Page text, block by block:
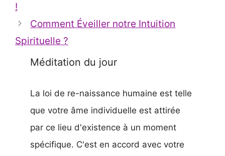
!
Comment Éveiller notre Intuition
Spirituelle ?
Méditation du jour
La loi de re-naissance humaine est telle
que votre âme individuelle est attirée
par ce lieu d'existence à un moment
spécifique. C'est en accord avec votre